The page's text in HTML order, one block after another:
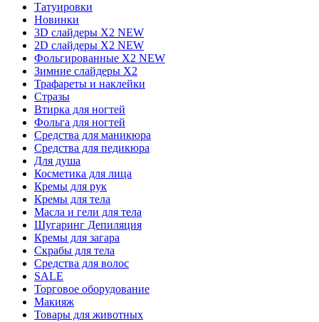
Татуировки
Новинки
3D слайдеры X2 NEW
2D слайдеры X2 NEW
Фольгированные X2 NEW
Зимние слайдеры Х2
Трафареты и наклейки
Стразы
Втирка для ногтей
Фольга для ногтей
Средства для маникюра
Средства для педикюра
Для душа
Косметика для лица
Кремы для рук
Кремы для тела
Масла и гели для тела
Шугаринг Депиляция
Кремы для загара
Скрабы для тела
Средства для волос
SALE
Торговое оборудование
Макияж
Товары для животных